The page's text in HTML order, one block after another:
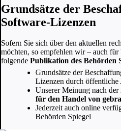
Grundsätze der
Software-Lizenzen
Sofern Sie sich über den aktuellen
möchten, so empfehlen wir – auch für
folgendePublikation des Behörden
Grundsätze der
Lizenzen durch öffentliche
Unserer Meinung nach der
für den Handel von
Jederzeit auch online
Behörden Spiegel